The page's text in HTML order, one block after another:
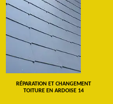
RÉPARATION ET CHANGEMENT
TOITURE EN ARDOISE 14